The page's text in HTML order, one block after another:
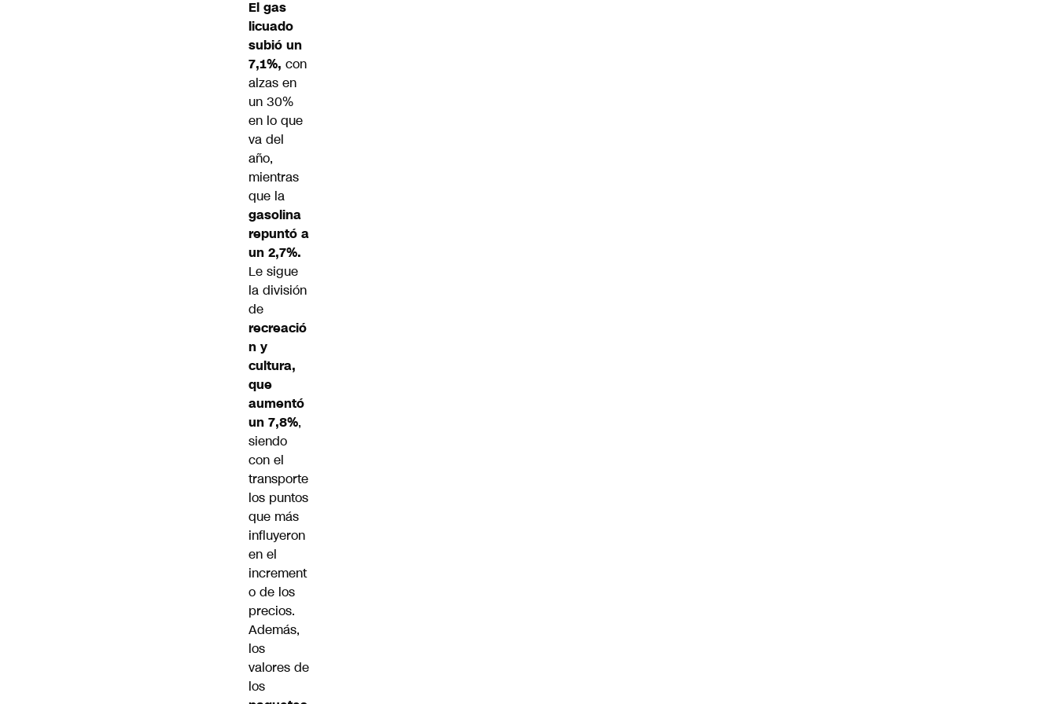
El gas
licuado
subió un
7,1%, con
alzas en
un 30%
en lo que
va del
año,
mientras
que la
gasolina
repuntó a
un 2,7%.
Le sigue
la división
de
recreació
n y
cultura,
que
aumentó
un 7,8%,
siendo
con el
transporte
los puntos
que más
influyeron
en el
increment
o de los
precios.
Además,
los
valores de
los